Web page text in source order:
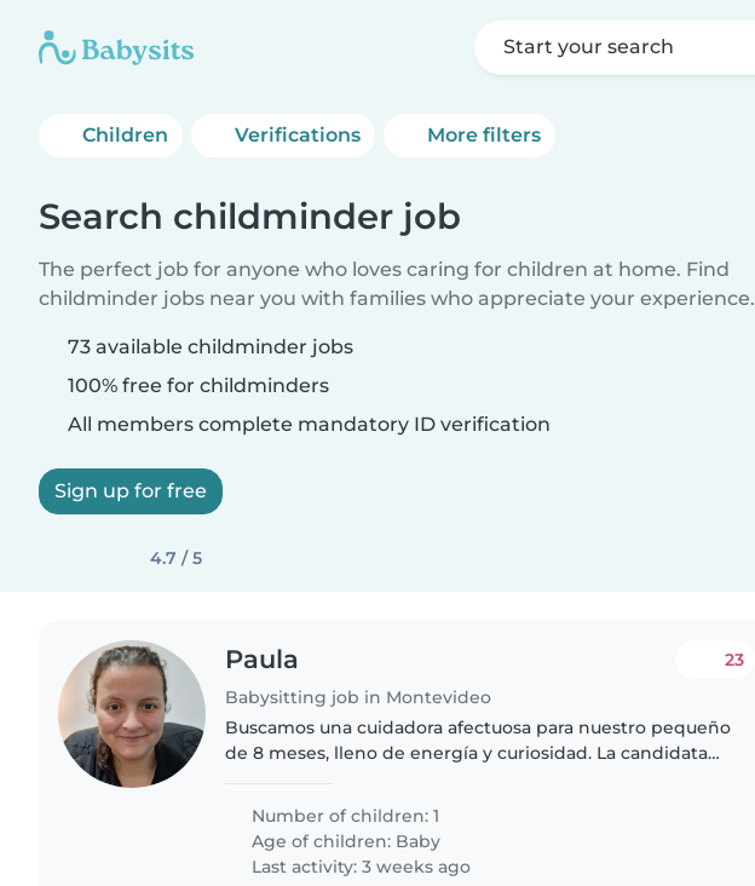
Start your search
Children Verifications More filters
Search childminder job
The perfect job for anyone who loves caring for children at home. Find
childminder jobs near you with families who appreciate your experience.
73 available childminder jobs
100% free for childminders
All members complete mandatory ID verification
Sign up for free
4.7 / 5
Paula
Babysitting job in Montevideo
23
Buscamos una cuidadora afectuosa para nuestro pequeño
de 8 meses, lleno de energía y curiosidad. La candidata
poner mucha..
Number of children: 1
Age of children: Baby
Last activity: 3 weeks ago